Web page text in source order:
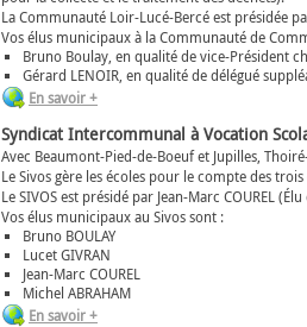
La Communauté Loir-Lucé-Bercé est présidée
Vos élus municipaux à la Communauté de
Bruno Boulay, en qualité de vice-Président
Gérard LENOIR, en qualité de délégué
En savoir +
Syndicat Intercommunal à Vocation
Avec Beaumont-Pied-de-Boeuf et Jupilles,
Le Sivos gère les écoles pour le compte des
Le SIVOS est présidé par Jean-Marc COUREL
Vos élus municipaux au Sivos sont :
Bruno BOULAY
Lucet GIVRAN
Jean-Marc COUREL
Michel ABRAHAM
En savoir +